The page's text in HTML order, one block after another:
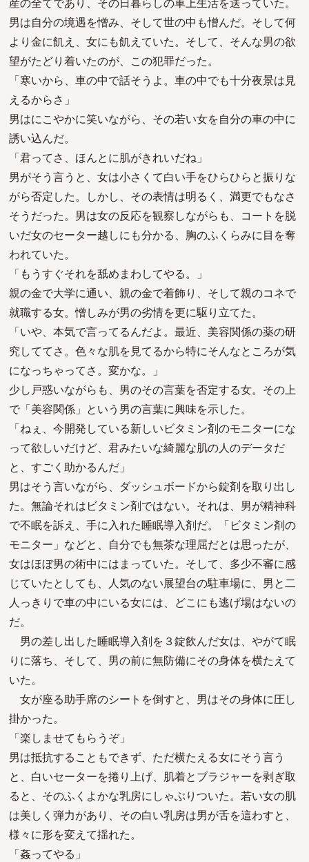
男は自分の境遇を憎み、そして世の中も憎んだ。そして何
より金に飢え、女にも飢えていた。そして、そんな男の欲
望がたどり着いたのが、この犯罪だった。
「寒いから、車の中で話そうよ。車の中でも十分夜景は見
えるからさ」
男はにこやかに笑いながら、その若い女を自分の車の中に
誘い込んだ。
「君ってさ、ほんとに肌がきれいだね」
男がそう言うと、女は小さくて白い手をひらひらと振りな
がら否定した。しかし、その表情は明るく、満更でもなさ
そうだった。男は女の反応を観察しながらも、コートを脱
いだ女のセーター越しにも分かる、胸のふくらみに目を奪
われていた。
「もうすぐそれを舐めまわしてやる。」
親の金で大学に通い、親の金で着飾り、そして親のコネで
就職する女。憎しみが男の劣情を更に駆り立てた。
「いや、本気で言ってるんだよ。最近、美容関係の薬の研
究しててさ。色々な肌を見てるから特にそんなところが気
になっちゃってさ。変かな。」
少し戸惑いながらも、男のその言葉を否定する女。その上
で「美容関係」という男の言葉に興味を示した。
「ねぇ、今開発している新しいビタミン剤のモニターにな
って欲しいだけど、君みたいな綺麗な肌の人のデータだ
と、すごく助かるんだ」
男はそう言いながら、ダッシュボードから錠剤を取り出し
た。無論それはビタミン剤ではない。それは、男が精神科
で不眠を訴え、手に入れた睡眠導入剤だ。「ビタミン剤の
モニター」などと、自分でも無茶な理屈だとは思ったが、
女はほぼ男の術中にはまっていた。そして、多少不審に感
じていたとしても、人気のない展望台の駐車場に、男と二
人っきりで車の中にいる女には、どこにも逃げ場はないの
だ。
男の差し出した睡眠導入剤を３錠飲んだ女は、やがて眠
りに落ち、そして、男の前に無防備にその身体を横たえて
いた。
女が座る助手席のシートを倒すと、男はその身体に圧し
掛かった。
「楽しませてもらうぞ」
男は抵抗することもできず、ただ横たえる女にそう言う
と、白いセーターを捲り上げ、肌着とブラジャーを剥ぎ取
ると、そのふくよかな乳房にしゃぶりついた。若い女の肌
は美しく弾力があり、その白い乳房は男が舌を這わすと、
様々に形を変えて揺れた。
「姦ってやる」